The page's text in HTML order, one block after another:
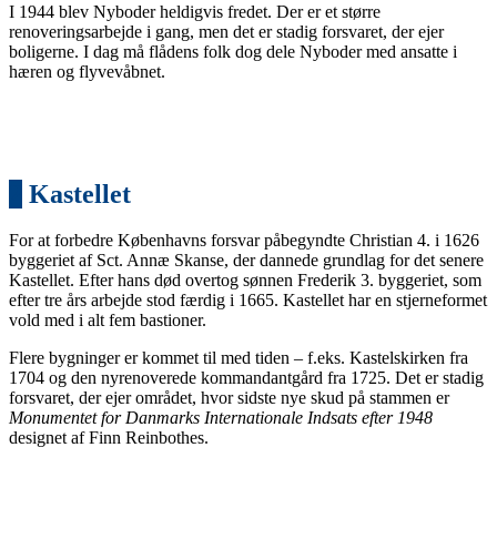
I 1944 blev Nyboder heldigvis fredet. Der er et større
renoveringsarbejde i gang, men det er stadig forsvaret, der ejer
boligerne. I dag må flådens folk dog dele Nyboder med ansatte i
hæren og flyvevåbnet.
Kastellet
For at forbedre Københavns forsvar påbegyndte Christian 4. i 1626
byggeriet af Sct. Annæ Skanse, der dannede grundlag for det senere
Kastellet. Efter hans død overtog sønnen Frederik 3. byggeriet, som
efter tre års arbejde stod færdig i 1665. Kastellet har en stjerneformet
vold med i alt fem bastioner.
Flere bygninger er kommet til med tiden – f.eks. Kastelskirken fra
1704 og den nyrenoverede kommandantgård fra 1725. Det er stadig
forsvaret, der ejer området, hvor sidste nye skud på stammen er
Monumentet for Danmarks Internationale Indsats efter 1948
designet af Finn Reinbothes.